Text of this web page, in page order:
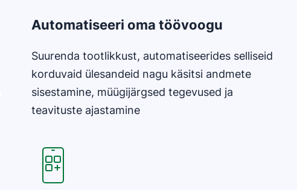
Automatiseeri oma töövoogu
Suurenda tootlikkust, automatiseerides selliseid
korduvaid ülesandeid nagu käsitsi andmete
sisestamine, müügijärgsed tegevused ja
teavituste ajastamine